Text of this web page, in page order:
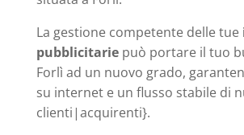
La gestione competente delle tue
pubblicitariepuò portare il tuo
Forlì ad un nuovo grado,
su internet e un flusso stabile di
clienti|acquirenti}.